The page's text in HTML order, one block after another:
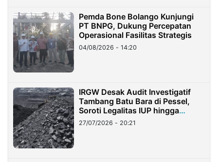
Pemda Bone Bolango Kunjungi
PT BNPG, Dukung Percepatan
Operasional Fasilitas Strategis
04/08/2026 - 14:20
IRGW Desak Audit Investigatif
Tambang Batu Bara di Pessel,
Soroti Legalitas IUP hingga
Stockpile
27/07/2026 - 20:21